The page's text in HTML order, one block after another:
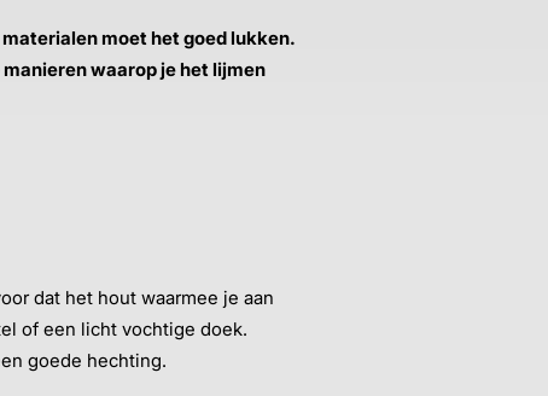
moet het goed lukken.
waarop je het lijmen
dat het hout waarmee je aan
of een licht vochtige doek.
goede hechting.